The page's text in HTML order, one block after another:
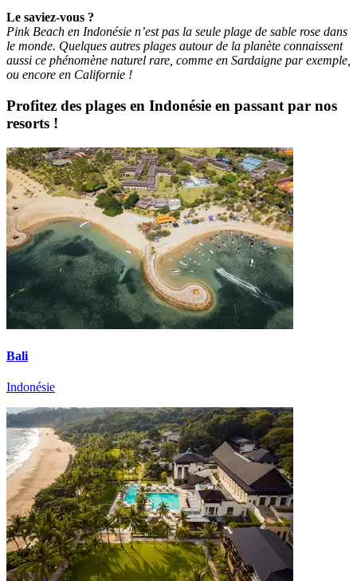
Le saviez-vous ?
Pink Beach en Indonésie n’est pas la seule plage de sable rose dans
le monde. Quelques autres plages autour de la planète connaissent
aussi ce phénomène naturel rare, comme en Sardaigne par exemple,
ou encore en Californie !
Profitez des plages en Indonésie en passant par nos
resorts !
Bali
Indonésie